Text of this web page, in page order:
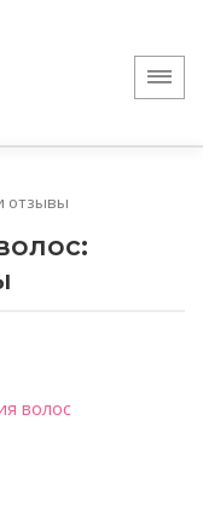
отзывы
волос